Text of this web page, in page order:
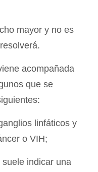
mayor y no es
acompañada
que se
linfáticos y
o VIH;
indicar una